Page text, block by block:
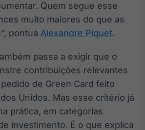
Tokenização
de ativos
Crédito
Quem segue esse
muito maiores do que as
pontua Alexandre Piquet.
passa a exigir que o
contribuições relevantes
de Green Card feito
Unidos. Mas esse critério já
prática, em categorias
investimento. É o que explica